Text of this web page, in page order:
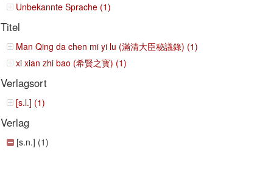
Unbekannte Sprache (1)
Titel
Man Qing da chen mi yi lu (滿清大臣秘議錄) (1)
xi xian zhi bao (希賢之寳) (1)
Verlagsort
[s.l.] (1)
Verlag
[s.n.] (1)